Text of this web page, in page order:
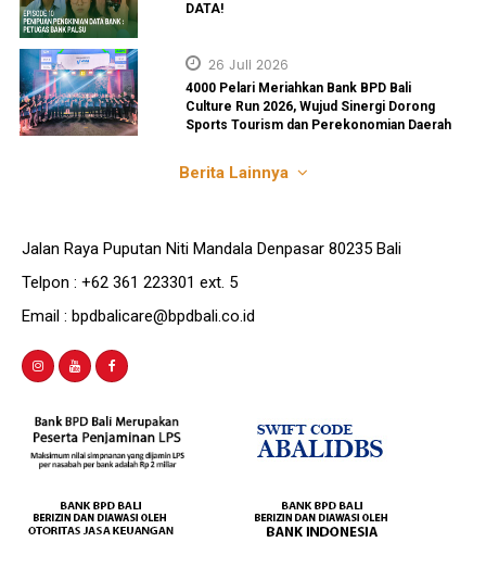
DATA!
26 Juli 2026
4000 Pelari Meriahkan Bank BPD Bali
Culture Run 2026, Wujud Sinergi Dorong
Sports Tourism dan Perekonomian Daerah
Berita Lainnya
Jalan Raya Puputan Niti Mandala Denpasar 80235 Bali
Telpon : +62 361 223301 ext. 5
Email : bpdbalicare@bpdbali.co.id